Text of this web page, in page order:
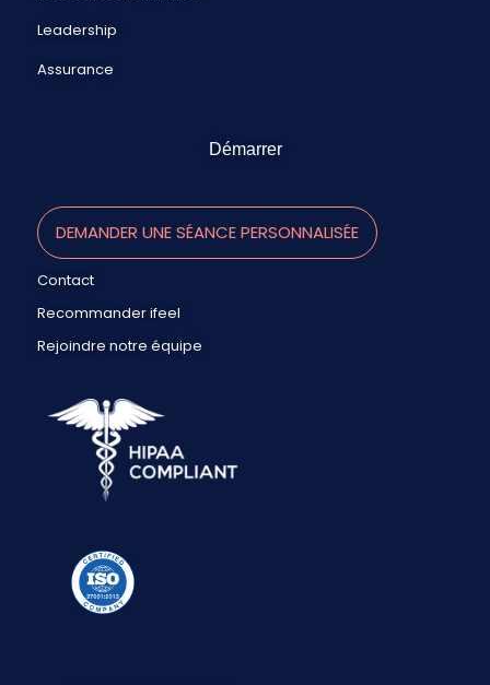
Leadership
Assurance
Démarrer
DEMANDER UNE SÉANCE PERSONNALISÉE
Contact
Recommander ifeel
Rejoindre notre équipe